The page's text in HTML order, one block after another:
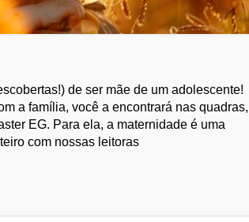
de ser mãe de um adolescente!
a família, você a encontrará nas quadras,
EG. Para ela, a maternidade é uma
com nossas leitoras